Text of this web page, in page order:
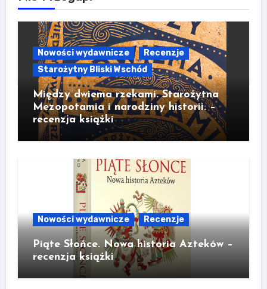
Nowości wydawnicze
Recenzje
Starożytny Bliski Wschód
Między dwiema rzekami. Starożytna
Mezopotamia i narodziny historii. –
recenzja książki
Nowości wydawnicze Recenzje
Piąte Słońce. Nowa historia Azteków –
recenzja książki